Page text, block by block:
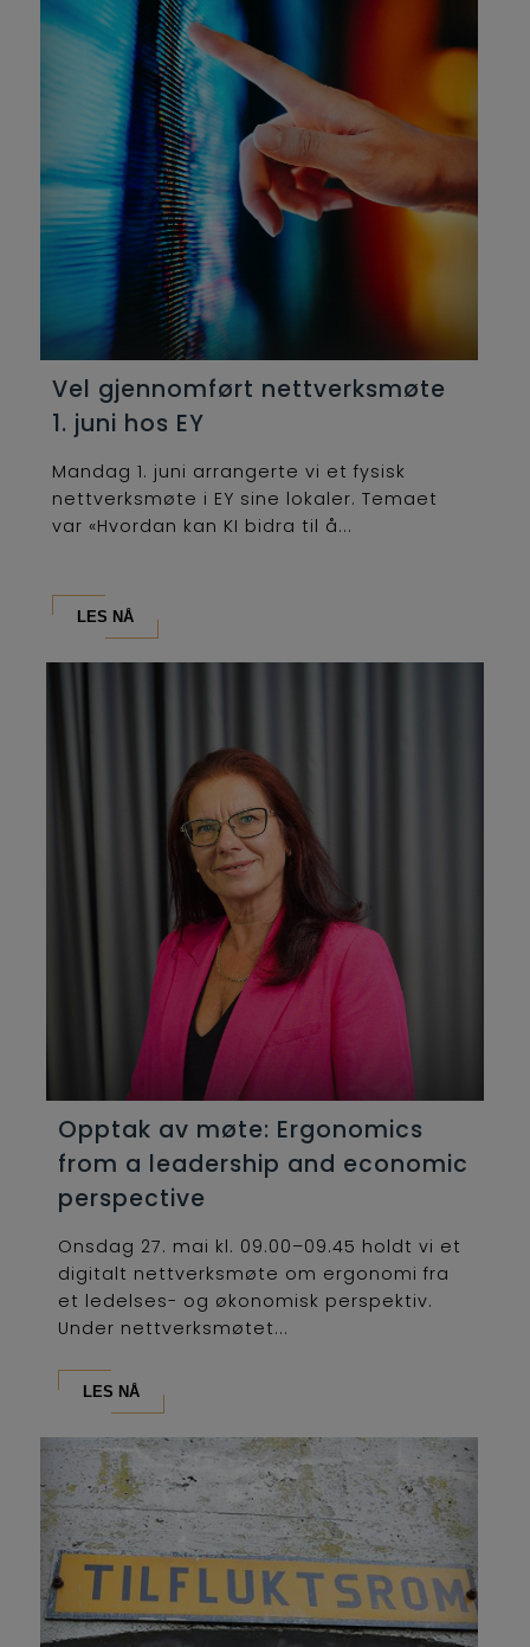
Vel gjennomført nettverksmøte
1. juni hos EY
Mandag 1. juni arrangerte vi et fysisk
nettverksmøte i EY sine lokaler. Temaet
var «Hvordan kan KI bidra til å...
LES NÅ
Opptak av møte: Ergonomics
from a leadership and economic
perspective
Onsdag 27. mai kl. 09.00–09.45 holdt vi et
digitalt nettverksmøte om ergonomi fra
et ledelses- og økonomisk perspektiv.
Under nettverksmøtet...
LES NÅ